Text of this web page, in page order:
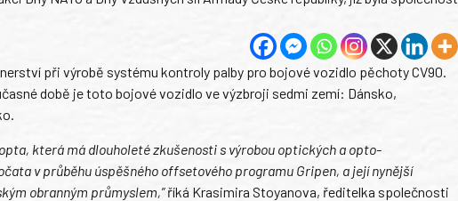
při výrobě systému kontroly palby pro bojové vozidlo pěchoty CV90.
době je toto bojové vozidlo ve výzbroji sedmi zemí: Dánsko,
která má dlouholeté zkušenosti s výrobou optických a opto-
v průběhu úspěšného offsetového programu Gripen, a její nynější
obranným průmyslem,”říká Krasimira Stoyanova, ředitelka společnosti